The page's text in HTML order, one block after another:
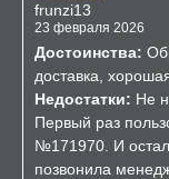
frunzi13
23 февраля 2026
Достоинства:
доставка,
Недостатки: Не
Первый раз
№171970. И
позвонила